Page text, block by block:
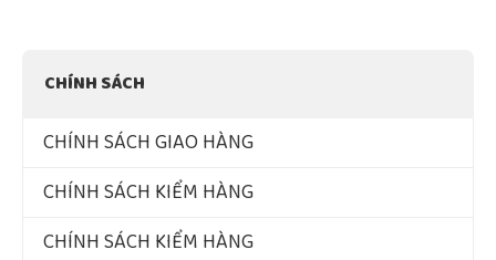
CHÍNH SÁCH
CHÍNH SÁCH GIAO HÀNG
CHÍNH SÁCH KIỂM HÀNG
CHÍNH SÁCH KIỂM HÀNG